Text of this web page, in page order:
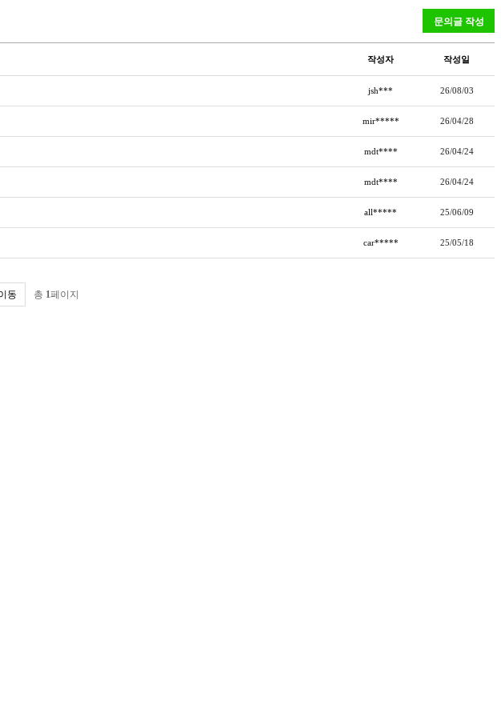
작성자 작성일
jsh*** 26/08/03
mir***** 26/04/28
mdt**** 26/04/24
mdt**** 26/04/24
all***** 25/06/09
car***** 25/05/18
총 1페이지